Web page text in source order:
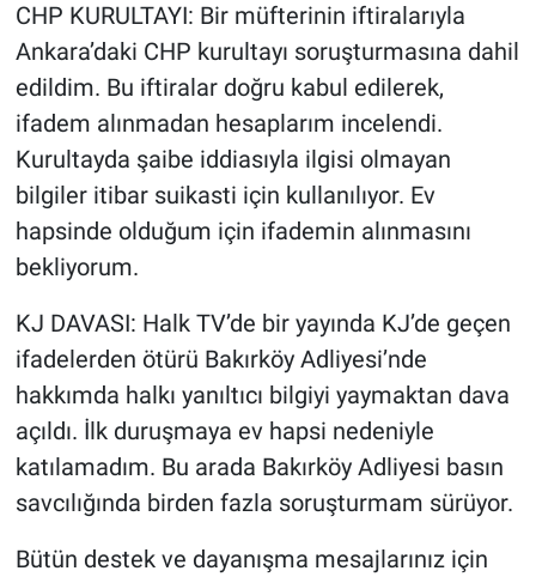
CHP KURULTAYI: Bir müfterinin iftiralarıyla
Ankara’daki CHP kurultayı soruşturmasına dahil
edildim. Bu iftiralar doğru kabul edilerek,
ifadem alınmadan hesaplarım incelendi.
Kurultayda şaibe iddiasıyla ilgisi olmayan
bilgiler itibar suikasti için kullanılıyor. Ev
hapsinde olduğum için ifademin alınmasını
bekliyorum.
KJ DAVASI: Halk TV’de bir yayında KJ’de geçen
ifadelerden ötürü Bakırköy Adliyesi’nde
hakkımda halkı yanıltıcı bilgiyi yaymaktan dava
açıldı. İlk duruşmaya ev hapsi nedeniyle
katılamadım. Bu arada Bakırköy Adliyesi basın
savcılığında birden fazla soruşturmam sürüyor.
Bütün destek ve dayanışma mesajlarınız için